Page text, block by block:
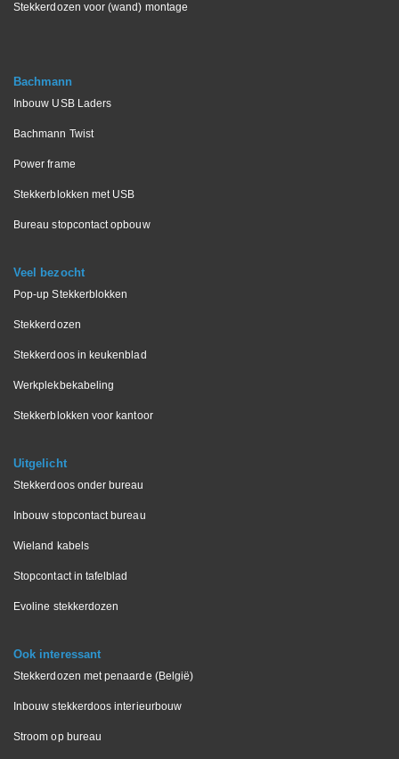
Stekkerdozen voor (wand) montage
Bachmann
Inbouw USB Laders
Bachmann Twist
Power frame
Stekkerblokken met USB
Bureau stopcontact opbouw
Veel bezocht
Pop-up Stekkerblokken
Stekkerdozen
Stekkerdoos in keukenblad
Werkplekbekabeling
Stekkerblokken voor kantoor
Uitgelicht
Stekkerdoos onder bureau
Inbouw stopcontact bureau
Wieland kabels
Stopcontact in tafelblad
Evoline stekkerdozen
Ook interessant
Stekkerdozen met penaarde (België)
Inbouw stekkerdoos interieurbouw
Stroom op bureau